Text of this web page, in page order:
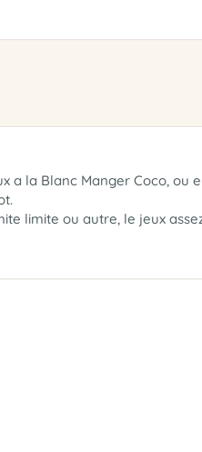
a la Blanc Manger Coco,
limite ou autre, le jeux